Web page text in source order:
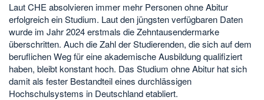
Laut CHE absolvieren immer mehr Personen ohne Abitur
erfolgreich ein Studium. Laut den jüngsten verfügbaren Daten
wurde im Jahr 2024 erstmals die Zehntausendermarke
überschritten. Auch die Zahl der Studierenden, die sich auf dem
beruflichen Weg für eine akademische Ausbildung qualifiziert
haben, bleibt konstant hoch. Das Studium ohne Abitur hat sich
damit als fester Bestandteil eines durchlässigen
Hochschulsystems in Deutschland etabliert.